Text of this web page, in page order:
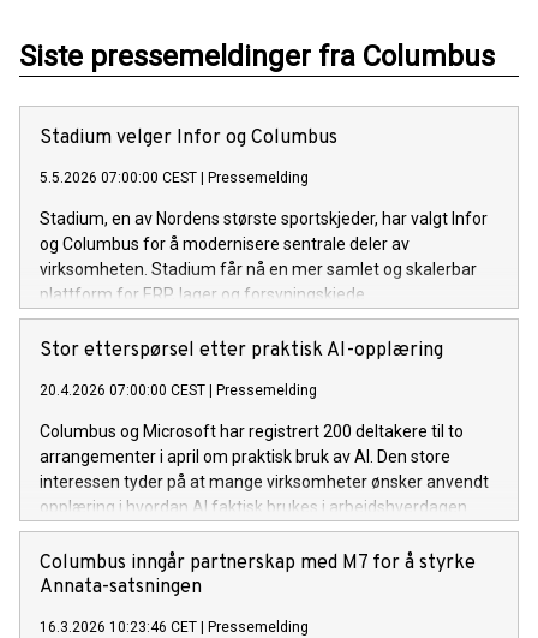
Siste pressemeldinger fra Columbus
Stadium velger Infor og Columbus
5.5.2026 07:00:00 CEST Pressemelding
Stadium, en av Nordens største sportskjeder, har valgt Infor
og Columbus for å modernisere sentrale deler av
virksomheten. Stadium får nå en mer samlet og skalerbar
plattform for ERP, lager og forsyningskjede.
Stor etterspørsel etter praktisk AI-opplæring
20.4.2026 07:00:00 CEST Pressemelding
Columbus og Microsoft har registrert 200 deltakere til to
arrangementer i april om praktisk bruk av AI. Den store
interessen tyder på at mange virksomheter ønsker anvendt
opplæring i hvordan AI faktisk brukes i arbeidshverdagen.
Columbus inngår partnerskap med M7 for å styrke
Annata-satsningen
16.3.2026 10:23:46 CET Pressemelding